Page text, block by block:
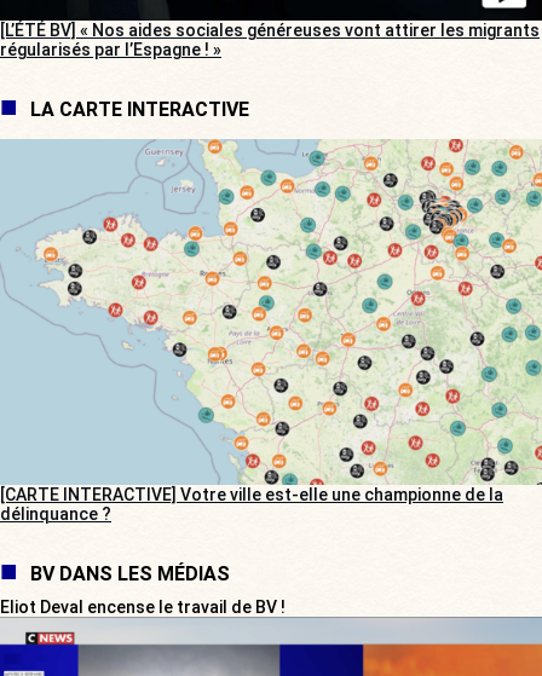
[L’ÉTÉ BV] « Nos aides sociales généreuses vont attirer les migrants
régularisés par l’Espagne ! »
LA CARTE INTERACTIVE
[CARTE INTERACTIVE] Votre ville est-elle une championne de la
délinquance ?
BV DANS LES MÉDIAS
Eliot Deval encense le travail de BV !